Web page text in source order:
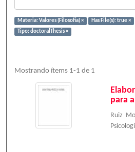
Materia: Valores (Filosofía) × Has File(s): true ×
Tipo: doctoralThesis ×
Mostrando ítems 1-1 de 1
para
Ruiz